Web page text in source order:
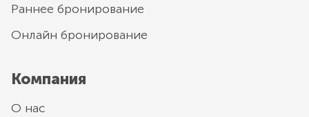
Раннее бронирование
Онлайн бронирование
Компания
О нас